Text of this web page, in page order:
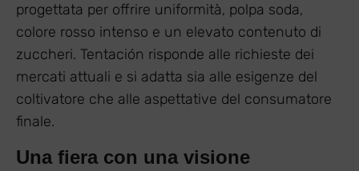
progettata per offrire uniformità, polpa soda,
colore rosso intenso e un elevato contenuto di
zuccheri. Tentación risponde alle richieste dei
mercati attuali e si adatta sia alle esigenze del
coltivatore che alle aspettative del consumatore
finale.
Una fiera con una visione